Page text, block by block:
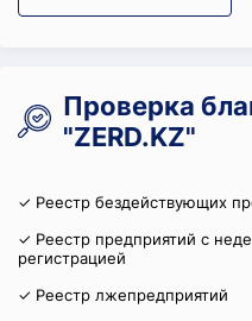
Проверка
"ZERD.KZ"
✓ Реестр бездействующих
✓ Реестр предприятий с
регистрацией
✓ Реестр лжепредприятий